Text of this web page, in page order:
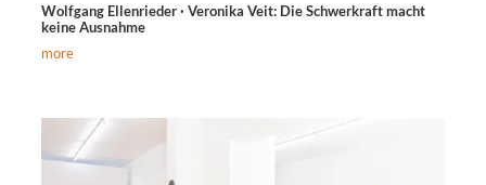
Wolfgang Ellenrieder · Veronika Veit: Die Schwerkraft macht
keine Ausnahme
more